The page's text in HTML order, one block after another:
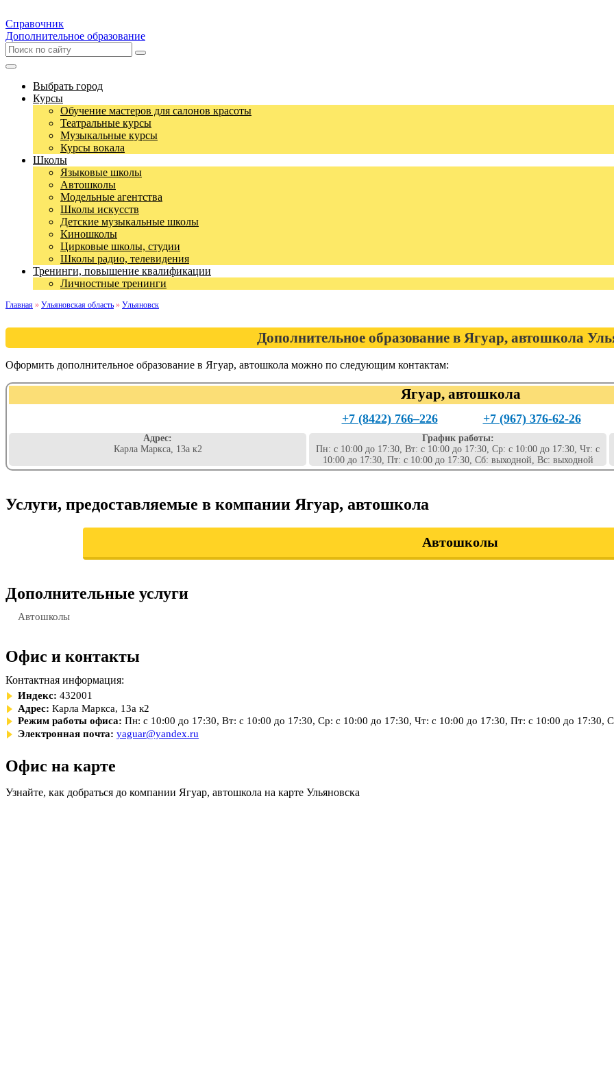
Справочник
Дополнительное образование
Выбрать город
Курсы
Обучение мастеров для салонов красоты
Театральные курсы
Музыкальные курсы
Курсы вокала
Школы
Языковые школы
Автошколы
Модельные агентства
Школы искусств
Детские музыкальные школы
Киношколы
Цирковые школы, студии
Школы радио, телевидения
Тренинги, повышение квалификации
Личностные тренинги
Главная » Ульяновская область » Ульяновск
Дополнительное образование в Ягуар, автошкола
Оформить дополнительное образование в Ягуар, автошкола можно по следующим контактам:
Ягуар, автошкола
+7 (8422) 766‒226 +7 (967) 376-62-26
Адрес:
Карла Маркса, 13а к2
График работы:
Пн: с 10:00 до 17:30, Вт: с 10:00 до 17:30, Ср: с 10:00 до 17:30, Чт: с
10:00 до 17:30, Пт: с 10:00 до 17:30, Сб: выходной, Вс: выходной
Услуги, предоставляемые в компании Ягуар, автошкола
Автошколы
Дополнительные услуги
Автошколы
Офис и контакты
Контактная информация:
Индекс: 432001
Адрес: Карла Маркса, 13а к2
Режим работы офиса: Пн: с 10:00 до 17:30, Вт: с 10:00 до 17:30, Ср: с 10:00 до 17:30, Чт: с 10:00 до 17:30, Пт: с 10:00 до 17:30,
Электронная почта: yaguar@yandex.ru
Офис на карте
Узнайте, как добраться до компании Ягуар, автошкола на карте Ульяновска